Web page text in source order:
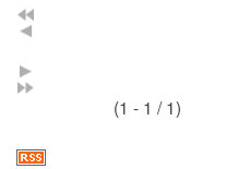
(1 - 1 / 1)